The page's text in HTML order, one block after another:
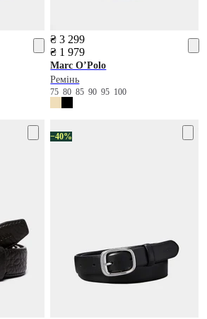
₴ 3 299
₴ 1 979
Marc O’Polo
Ремінь
7580859095 100
−40%